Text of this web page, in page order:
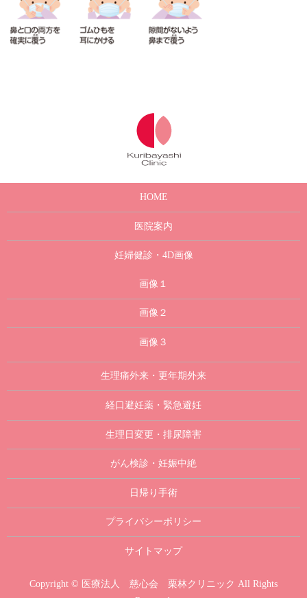
HOME
医院案内
妊婦健診・4D画像
画像１
画像２
画像３
生理痛外来・更年期外来
経口避妊薬・緊急避妊
生理日変更・排尿障害
がん検診・妊娠中絶
日帰り手術
プライバシーポリシー
サイトマップ
Copyright © 医療法人 慈心会 栗林クリニック All Rights